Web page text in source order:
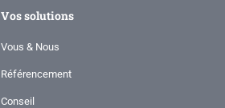
Vos solutions
Vous & Nous
Référencement
Conseil